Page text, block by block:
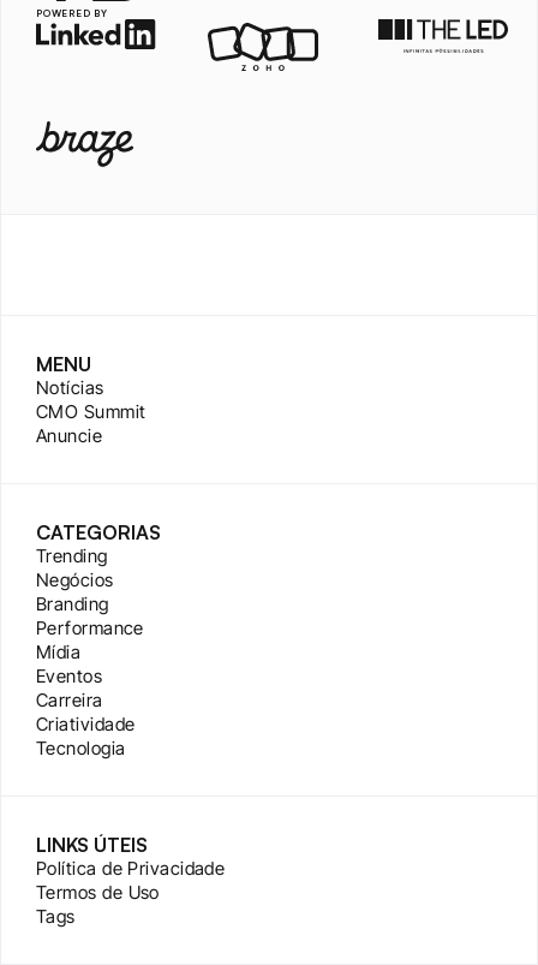
POWERED BY
MENU
Notícias
CMO Summit
Anuncie
CATEGORIAS
Trending
Negócios
Branding
Performance
Mídia
Eventos
Carreira
Criatividade
Tecnologia
LINKS ÚTEIS
Política de Privacidade
Termos de Uso
Tags